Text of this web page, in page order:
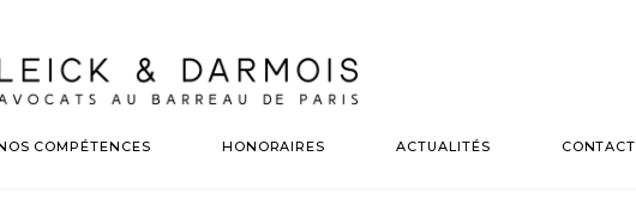
COMPÉTENCES HONORAIRES ACTUALITÉS CONTACT